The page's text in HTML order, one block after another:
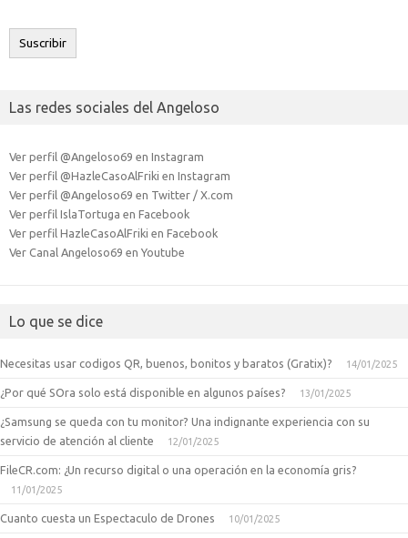
electrónico
Suscribir
Las redes sociales del Angeloso
Ver perfil @Angeloso69 en Instagram
Ver perfil @HazleCasoAlFriki en Instagram
Ver perfil @Angeloso69 en Twitter / X.com
Ver perfil IslaTortuga en Facebook
Ver perfil HazleCasoAlFriki en Facebook
Ver Canal Angeloso69 en Youtube
Lo que se dice
Necesitas usar codigos QR, buenos, bonitos y baratos (Gratix)? 14/01/2025
¿Por qué SOra solo está disponible en algunos países? 13/01/2025
¿Samsung se queda con tu monitor? Una indignante experiencia con su
servicio de atención al cliente
12/01/2025
FileCR.com: ¿Un recurso digital o una operación en la economía gris?
11/01/2025
Cuanto cuesta un Espectaculo de Drones 10/01/2025